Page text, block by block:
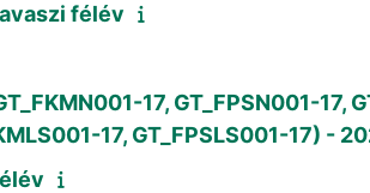
félév
17, GT_FPSN001-17,
17, GT_FPSLS001-17) -